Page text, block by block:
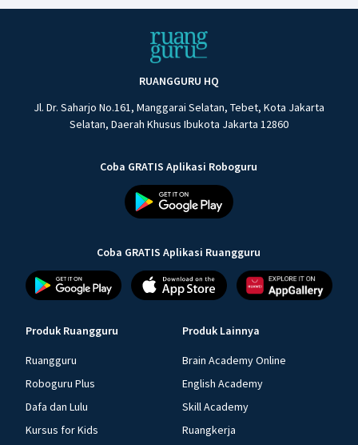
RUANGGURU HQ
Jl. Dr. Saharjo No.161, Manggarai Selatan, Tebet, Kota Jakarta
Selatan, Daerah Khusus Ibukota Jakarta 12860
Coba GRATIS Aplikasi Roboguru
Coba GRATIS Aplikasi Ruangguru
Produk Ruangguru
Ruangguru
Roboguru Plus
Dafa dan Lulu
Kursus for Kids
Produk Lainnya
Brain Academy Online
English Academy
Skill Academy
Ruangkerja